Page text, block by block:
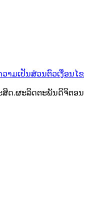
ວາມເປັນສ່ວນຕົວເງື່ອນໄຂ
ສິດ.ຜະລິດຕະພັນດິຈິຕອນ